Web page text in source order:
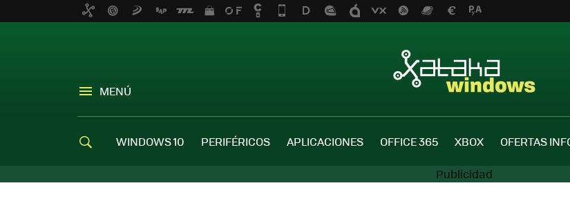
MENÚ
WINDOWS 10 PERIFÉRICOS APLICACIONES OFFICE 365 XBOX OFERTAS